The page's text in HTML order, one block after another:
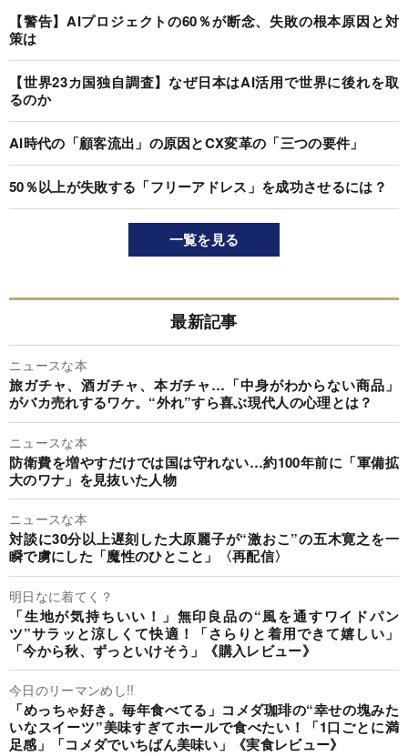
【警告】AIプロジェクトの60％が断念、失敗の根本原因と対
策は
【世界23カ国独自調査】なぜ日本はAI活用で世界に後れを取
るのか
AI時代の「顧客流出」の原因とCX変革の「三つの要件」
50％以上が失敗する「フリーアドレス」を成功させるには？
一覧を見る
最新記事
ニュースな本
旅ガチャ、酒ガチャ、本ガチャ…「中身がわからない商品」
がバカ売れするワケ。“外れ”すら喜ぶ現代人の心理とは？
ニュースな本
防衛費を増やすだけでは国は守れない…約100年前に「軍備拡
大のワナ」を見抜いた人物
ニュースな本
対談に30分以上遅刻した大原麗子が“激おこ”の五木寛之を一
瞬で虜にした「魔性のひとこと」〈再配信〉
明日なに着てく？
「生地が気持ちいい！」無印良品の“風を通すワイドパン
ツ”サラッと涼しくて快適！「さらりと着用できて嬉しい」
「今から秋、ずっといけそう」《購入レビュー》
今日のリーマンめし!!
「めっちゃ好き。毎年食べてる」コメダ珈琲の“幸せの塊みた
いなスイーツ”美味すぎてホールで食べたい！「1口ごとに満
足感」「コメダでいちばん美味い」《実食レビュー》